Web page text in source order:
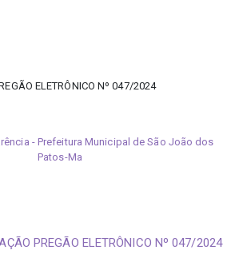
ELETRÔNICO Nº 047/2024
PREGÃO ELETRÔNICO Nº 047/2024